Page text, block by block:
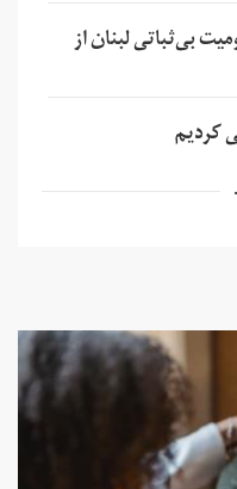
بی‌ثباتی لبنان از
کردیم